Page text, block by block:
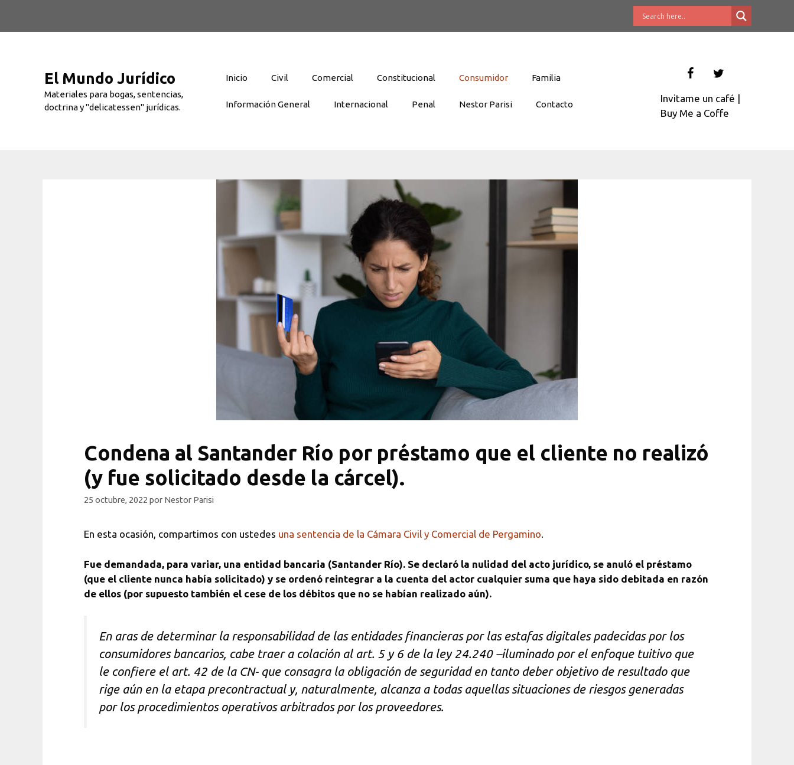
El Mundo Jurídico
Materiales para bogas, sentencias,
doctrina y "delicatessen" jurídicas.
Inicio Civil Comercial Constitucional Consumidor Familia
Información General Internacional Penal Nestor Parisi Contacto
Invitame un café |
Buy Me a Coffe
Condena al Santander Río por préstamo que el cliente no realizó
(y fue solicitado desde la cárcel).
25 octubre, 2022 por Nestor Parisi
En esta ocasión, compartimos con ustedes una sentencia de la Cámara Civil y Comercial de Pergamino.
Fue demandada, para variar, una entidad bancaria (Santander Río). Se declaró la nulidad del acto jurídico, se anuló el préstamo
(que el cliente nunca había solicitado) y se ordenó reintegrar a la cuenta del actor cualquier suma que haya sido debitada en razón
de ellos (por supuesto también el cese de los débitos que no se habían realizado aún).
En aras de determinar la responsabilidad de las entidades financieras por las estafas digitales padecidas por los
consumidores bancarios, cabe traer a colación al art. 5 y 6 de la ley 24.240 –iluminado por el enfoque tuitivo que
le confiere el art. 42 de la CN- que consagra la obligación de seguridad en tanto deber objetivo de resultado que
rige aún en la etapa precontractual y, naturalmente, alcanza a todas aquellas situaciones de riesgos generadas
por los procedimientos operativos arbitrados por los proveedores.